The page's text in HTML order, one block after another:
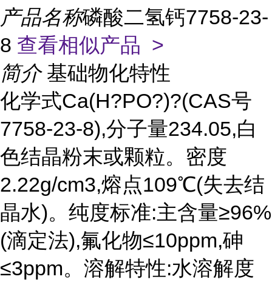
产品名称磷酸二氢钙7758-23-
8 查看相似产品 >
简介 基础物化特性
化学式Ca(H?PO?)?(CAS号
7758-23-8),分子量234.05,白
色结晶粉末或颗粒。密度
2.22g/cm3,熔点109℃(失去结
晶水)。纯度标准:主含量≥96%
(滴定法),氟化物≤10ppm,砷
≤3ppm。溶解特性:水溶解度